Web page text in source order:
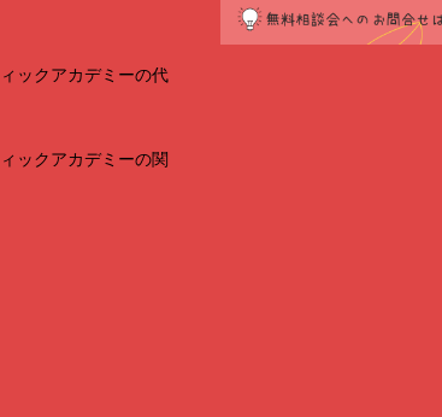
ックアカデミーの代
ックアカデミーの関